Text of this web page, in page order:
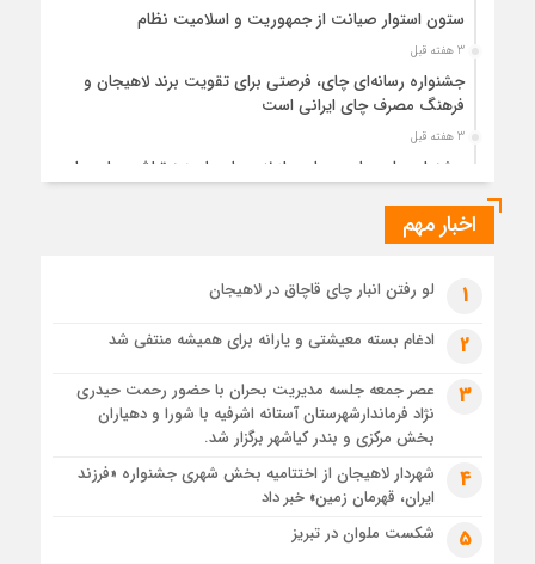
ستون استوار صیانت از جمهوریت و اسلامیت نظام
3 هفته قبل
جشنواره رسانه‌ای چای، فرصتی برای تقویت برند لاهیجان و
فرهنگ مصرف چای ایرانی است
3 هفته قبل
جشنواره ملی چای، حمایت از لاهیجان یا هزینه‌تراشی برای چای
ایرانی!؟
3 هفته قبل
4 هفته قبل
رئوف
تصاویر هوایی مراسم تشییع پیکر مطهر آقای شهید ایران – مشهد
مراسم تشییع پیکر مطهر آقای شهید ایران – مشهد
تصاویری از تراکم جمعیت حاضر در میدان ثورهالعشرین نجف
اشرف
اخبار مهم
1 لو رفتن انبار چای قاچاق در لاهیجان
2 ادغام بسته معیشتی و یارانه برای همیشه منتفی شد
3
عصر جمعه جلسه مدیریت بحران با حضور رحمت حیدری
نژاد فرماندارشهرستان آستانه اشرفیه با شورا و دهیاران
بخش مرکزی و بندر کیاشهر برگزار شد.
4
شهردار لاهیجان از اختتامیه بخش شهری جشنواره «فرزند
ایران، قهرمان زمین» خبر داد
5 شکست ملوان در تبریز